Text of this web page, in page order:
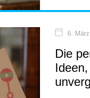
6.
Die